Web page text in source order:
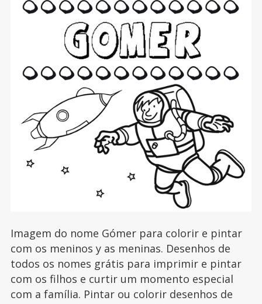
Imagem do nome Gómer para colorir e pintar
com os meninos y as meninas. Desenhos de
todos os nomes grátis para imprimir e pintar
com os filhos e curtir um momento especial
com a família. Pintar ou colorir desenhos de